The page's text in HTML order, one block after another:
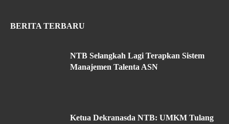
BERITA TERBARU
NTB Selangkah Lagi Terapkan Sistem
Manajemen Talenta ASN
Ketua Dekranasda NTB: UMKM Tulang